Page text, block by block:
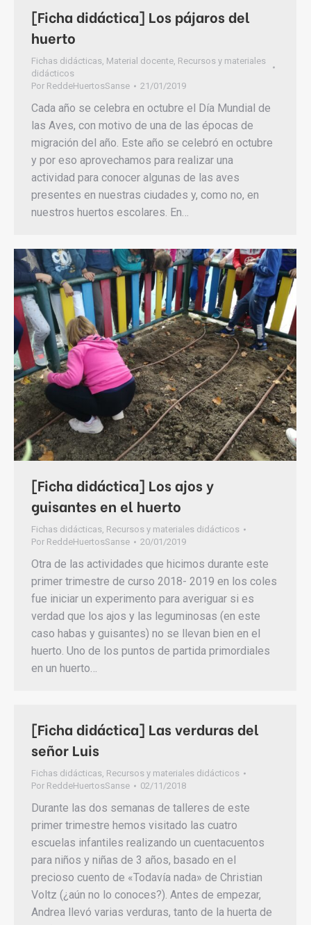
[Ficha didáctica] Los pájaros del
huerto
Fichas didácticas Material docente Recursos y materiales
didácticos
Por ReddeHuertosSanse 21/01/2019
Cada año se celebra en octubre el Día Mundial de
las Aves, con motivo de una de las épocas de
migración del año. Este año se celebró en octubre
y por eso aprovechamos para realizar una
actividad para conocer algunas de las aves
presentes en nuestras ciudades y, como no, en
nuestros huertos escolares. En…
[Ficha didáctica] Los ajos y
guisantes en el huerto
Fichas didácticas Recursos y materiales didácticos
Por ReddeHuertosSanse 20/01/2019
Otra de las actividades que hicimos durante este
primer trimestre de curso 2018- 2019 en los coles
fue iniciar un experimento para averiguar si es
verdad que los ajos y las leguminosas (en este
caso habas y guisantes) no se llevan bien en el
huerto. Uno de los puntos de partida primordiales
en un huerto…
[Ficha didáctica] Las verduras del
señor Luis
Fichas didácticas Recursos y materiales didácticos
Por ReddeHuertosSanse 02/11/2018
Durante las dos semanas de talleres de este
primer trimestre hemos visitado las cuatro
escuelas infantiles realizando un cuentacuentos
para niños y niñas de 3 años, basado en el
precioso cuento de «Todavía nada» de Christian
Voltz (¿aún no lo conoces?). Antes de empezar,
Andrea llevó varias verduras, tanto de la huerta de